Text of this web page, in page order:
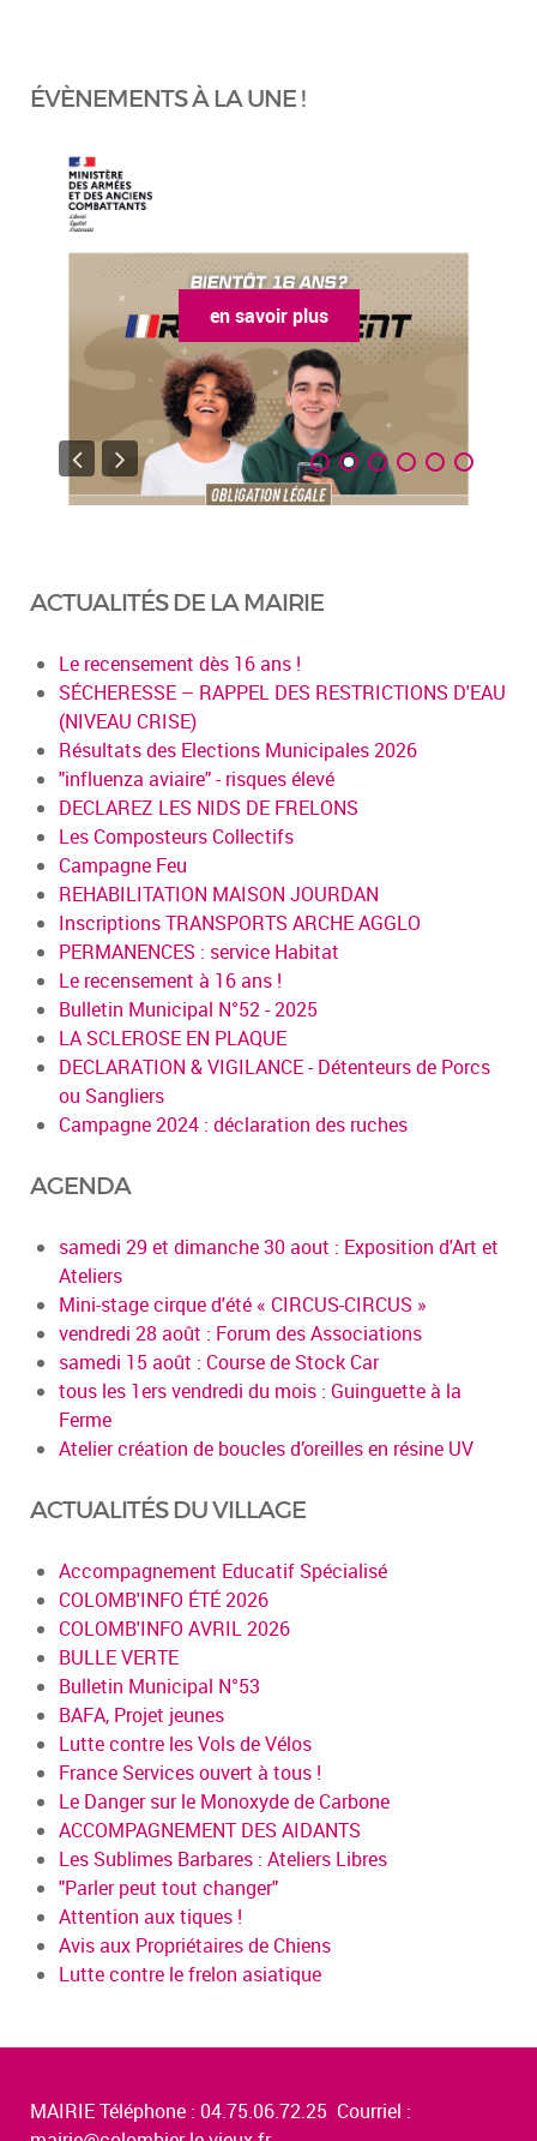
ÉVÈNEMENTS À LA UNE !
en savoir plus
ACTUALITÉS DE LA MAIRIE
Le recensement dès 16 ans !
SÉCHERESSE – RAPPEL DES RESTRICTIONS D'EAU
(NIVEAU CRISE)
Résultats des Elections Municipales 2026
"influenza aviaire" - risques élevé
DECLAREZ LES NIDS DE FRELONS
Les Composteurs Collectifs
Campagne Feu
REHABILITATION MAISON JOURDAN
Inscriptions TRANSPORTS ARCHE AGGLO
PERMANENCES : service Habitat
Le recensement à 16 ans !
Bulletin Municipal N°52 - 2025
LA SCLEROSE EN PLAQUE
DECLARATION & VIGILANCE - Détenteurs de Porcs
ou Sangliers
Campagne 2024 : déclaration des ruches
AGENDA
samedi 29 et dimanche 30 aout : Exposition d'Art et
Ateliers
Mini-stage cirque d'été « CIRCUS-CIRCUS »
vendredi 28 août : Forum des Associations
samedi 15 août : Course de Stock Car
tous les 1ers vendredi du mois : Guinguette à la
Ferme
Atelier création de boucles d’oreilles en résine UV
ACTUALITÉS DU VILLAGE
Accompagnement Educatif Spécialisé
COLOMB'INFO ÉTÉ 2026
COLOMB'INFO AVRIL 2026
BULLE VERTE
Bulletin Municipal N°53
BAFA, Projet jeunes
Lutte contre les Vols de Vélos
France Services ouvert à tous !
Le Danger sur le Monoxyde de Carbone
ACCOMPAGNEMENT DES AIDANTS
Les Sublimes Barbares : Ateliers Libres
"Parler peut tout changer"
Attention aux tiques !
Avis aux Propriétaires de Chiens
Lutte contre le frelon asiatique
MAIRIE Téléphone : 04.75.06.72.25 Courriel :